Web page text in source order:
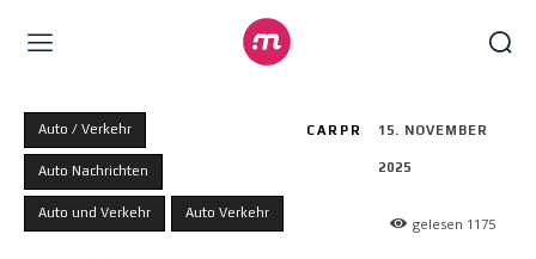
Auto / Verkehr
Auto Nachrichten
Auto und Verkehr Auto Verkehr
CARPR 15. NOVEMBER
2025
gelesen 1175